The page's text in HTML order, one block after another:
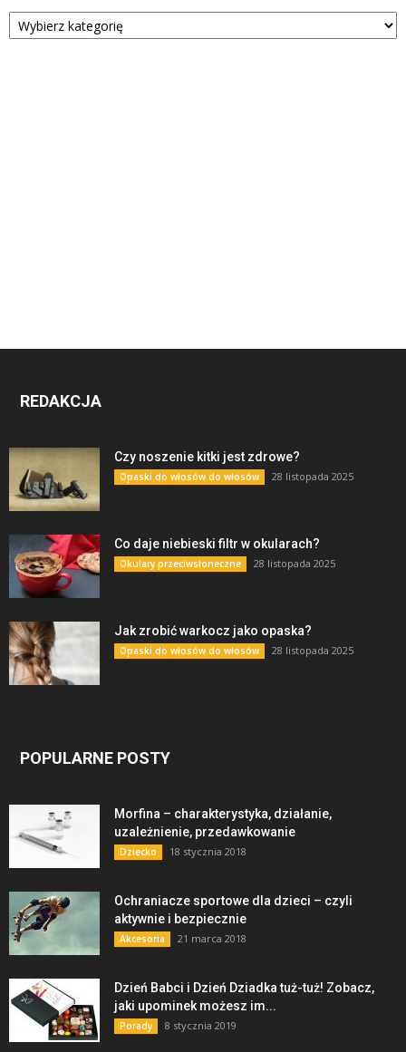
Kategorie
REDAKCJA
Czy noszenie kitki jest zdrowe?
Opaski do włosów do włosów 28 listopada 2025
Co daje niebieski filtr w okularach?
Okulary przeciwsłoneczne 28 listopada 2025
Jak zrobić warkocz jako opaska?
Opaski do włosów do włosów 28 listopada 2025
POPULARNE POSTY
Morfina – charakterystyka, działanie,
uzależnienie, przedawkowanie
Dziecko 18 stycznia 2018
Ochraniacze sportowe dla dzieci – czyli
aktywnie i bezpiecznie
Akcesoria 21 marca 2018
Dzień Babci i Dzień Dziadka tuż-tuż! Zobacz,
jaki upominek możesz im...
Porady 8 stycznia 2019